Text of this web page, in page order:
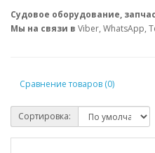
Судовое оборудование,
Мы на связи в Viber, WhatsApp,
Сравнение товаров (0)
Сортировка: